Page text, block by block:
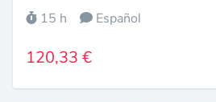
15 h
Español
120,33 €